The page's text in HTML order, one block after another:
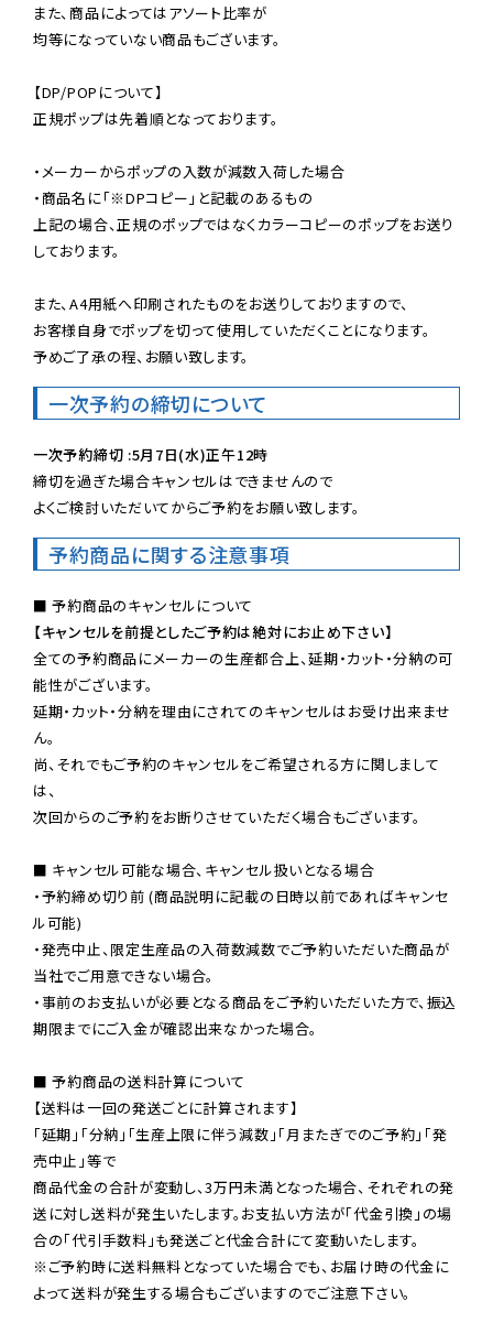
また、商品によってはアソート比率が
均等になっていない商品もございます。
【DP/POPについて】
正規ポップは先着順となっております。
・メーカーからポップの入数が減数入荷した場合
・商品名に「※DPコピー」と記載のあるもの
上記の場合、正規のポップではなくカラーコピーのポップをお送り
しております。
また、A4用紙へ印刷されたものをお送りしておりますので、
お客様自身でポップを切って使用していただくことになります。
予めご了承の程、お願い致します。
一次予約の締切について
一次予約締切 :5月7日(水)正午12時
締切を過ぎた場合キャンセルはできませんので
よくご検討いただいてからご予約をお願い致します。
予約商品に関する注意事項
【キャンセルを前提としたご予約は絶対にお止め下さい】
全ての予約商品にメーカーの生産都合上、延期・カット・分納の可
能性がございます。
延期・カット・分納を理由にされてのキャンセルはお受け出来ませ
ん。
尚、それでもご予約のキャンセルをご希望される方に関しまして
は、
次回からのご予約をお断りさせていただく場合もございます。
■ キャンセル可能な場合、キャンセル扱いとなる場合
・予約締め切り前 (商品説明に記載の日時以前であればキャンセ
ル可能)
・発売中止、限定生産品の入荷数減数でご予約いただいた商品が
当社でご用意できない場合。
・事前のお支払いが必要となる商品をご予約いただいた方で、振込
期限までにご入金が確認出来なかった場合。
■ 予約商品の送料計算について
【送料は一回の発送ごとに計算されます】
「延期」「分納」「生産上限に伴う減数」「月またぎでのご予約」「発
売中止」等で
商品代金の合計が変動し、3万円未満となった場合、それぞれの発
送に対し送料が発生いたします。お支払い方法が「代金引換」の場
※ご予約時に送料無料となっていた場合でも、お届け時の代金に
よって送料が発生する場合もございますのでご注意下さい。